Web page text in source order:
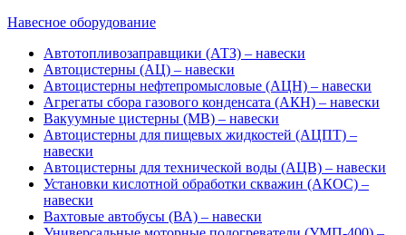
Навесное оборудование
Автотопливозаправщики (АТЗ) – навески
Автоцистерны (АЦ) – навески
Автоцистерны нефтепромысловые (АЦН) – навески
Агрегаты сбора газового конденсата (АКН) – навески
Вакуумные цистерны (МВ) – навески
Автоцистерны для пищевых жидкостей (АЦПТ) –
навески
Автоцистерны для технической воды (АЦВ) – навески
Установки кислотной обработки скважин (АКОС) –
навески
Вахтовые автобусы (ВА) – навески